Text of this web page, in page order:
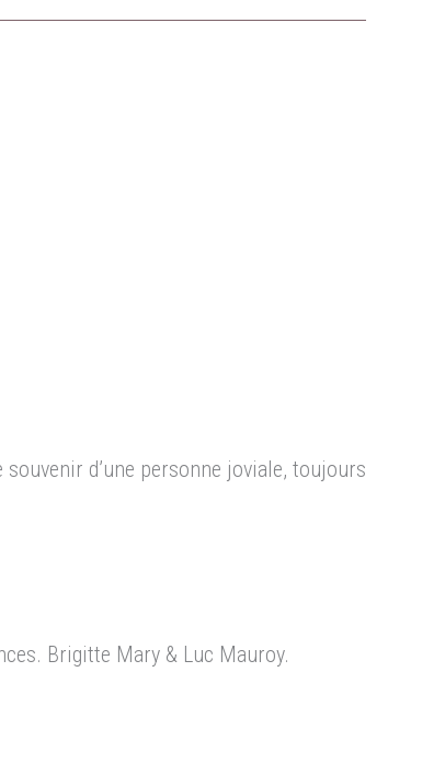
souvenir d’une personne joviale, toujours
Brigitte Mary & Luc Mauroy.